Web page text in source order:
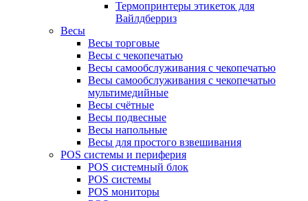
Термопринтеры этикеток для
Вайлдберриз
Весы
Весы торговые
Весы с чекопечатью
Весы самообслуживания с чекопечатью
Весы самообслуживания с чекопечатью
мультимедийные
Весы счётные
Весы подвесные
Весы напольные
Весы для простого взвешивания
POS системы и периферия
POS системный блок
POS системы
POS мониторы